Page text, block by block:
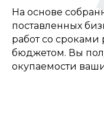
На основе
поставленных
работ со
бюджетом. Вы
окупаемости